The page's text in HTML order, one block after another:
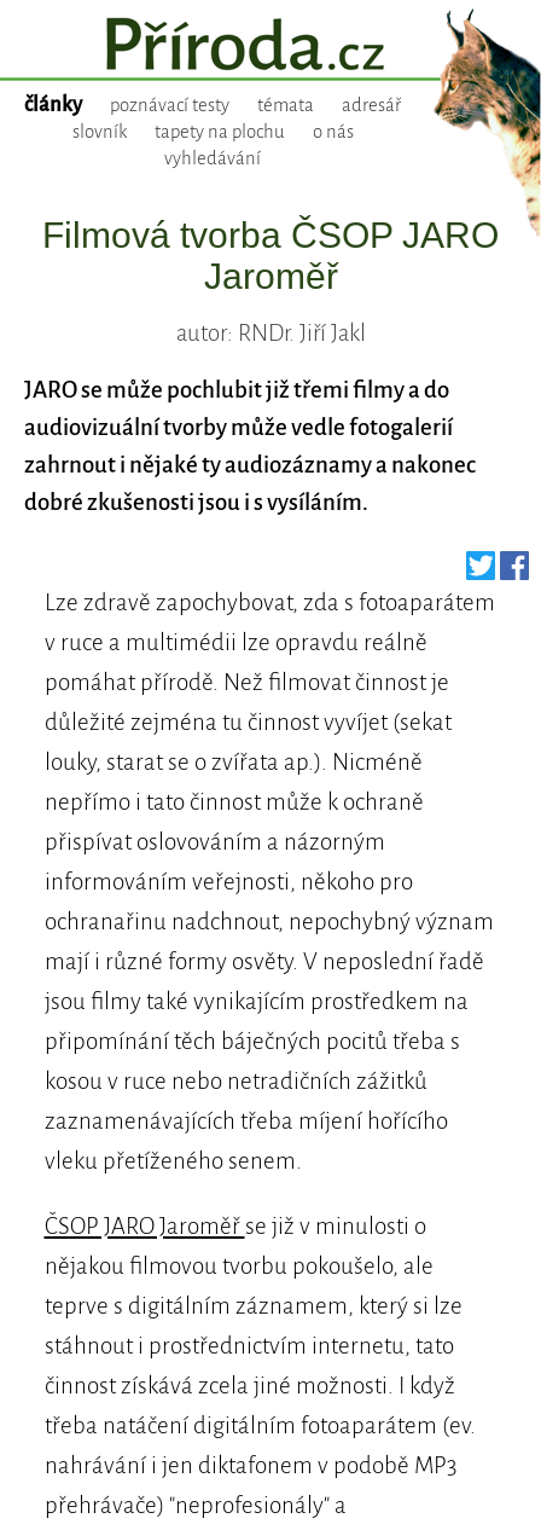
články poznávací testy témata
adresář
slovník
tapety na plochu
o nás
vyhledávání
Filmová tvorba ČSOP JARO
Jaroměř
autor: RNDr. Jiří Jakl
JARO se může pochlubit již třemi filmy a do
audiovizuální tvorby může vedle fotogalerií
zahrnout i nějaké ty audiozáznamy a nakonec
dobré zkušenosti jsou i s vysíláním.
Lze zdravě zapochybovat, zda s fotoaparátem
v ruce a multimédii lze opravdu reálně
pomáhat přírodě. Než filmovat činnost je
důležité zejména tu činnost vyvíjet (sekat
louky, starat se o zvířata ap.). Nicméně
nepřímo i tato činnost může k ochraně
přispívat oslovováním a názorným
informováním veřejnosti, někoho pro
ochranařinu nadchnout, nepochybný význam
mají i různé formy osvěty. V neposlední řadě
jsou filmy také vynikajícím prostředkem na
připomínání těch báječných pocitů třeba s
kosou v ruce nebo netradičních zážitků
zaznamenávajících třeba míjení hořícího
vleku přetíženého senem.
ČSOP JARO Jaroměř se již v minulosti o
nějakou filmovou tvorbu pokoušelo, ale
teprve s digitálním záznamem, který si lze
stáhnout i prostřednictvím internetu, tato
činnost získává zcela jiné možnosti. I když
třeba natáčení digitálním fotoaparátem (ev.
nahrávání i jen diktafonem v podobě MP3
přehrávače) "neprofesionály" a